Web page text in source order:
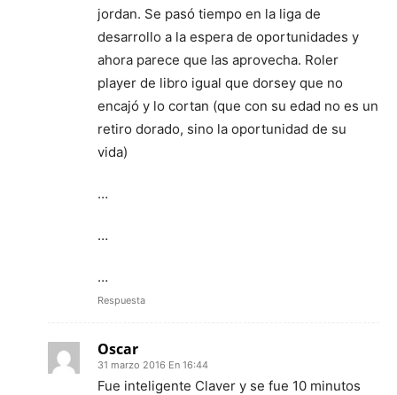
jordan. Se pasó tiempo en la liga de
desarrollo a la espera de oportunidades y
ahora parece que las aprovecha. Roler
player de libro igual que dorsey que no
encajó y lo cortan (que con su edad no es un
retiro dorado, sino la oportunidad de su
vida)
…
…
…
Respuesta
Oscar
31 marzo 2016 En 16:44
Fue inteligente Claver y se fue 10 minutos